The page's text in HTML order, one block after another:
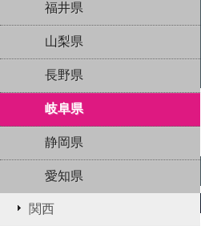
福井県
山梨県
長野県
岐阜県
静岡県
愛知県
関西